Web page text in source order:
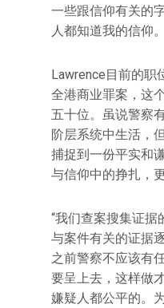
一些跟信仰有关的
人都知道我的信仰
Lawrence目前的职
全港商业罪案，这
五十位。虽说警察
阶层系统中生活，
捕捉到一份平实和
与信仰中的挣扎，
“我们查案搜集证
与案件有关的证据
之前警察不应该有
要呈上去，这样做
嫌疑人都公平的。